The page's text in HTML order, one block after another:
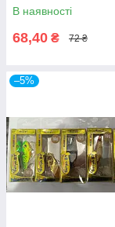
В наявності
68,40 ₴ 72 ₴
–5%